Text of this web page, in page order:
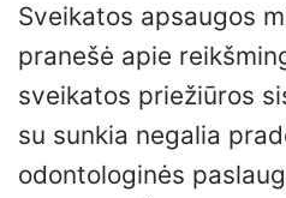
Sveikatos apsaugos
pranešė apie
sveikatos priežiūros
su sunkia negalia
odontologinės